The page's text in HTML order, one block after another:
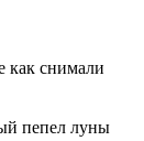
как снимали
пепел луны